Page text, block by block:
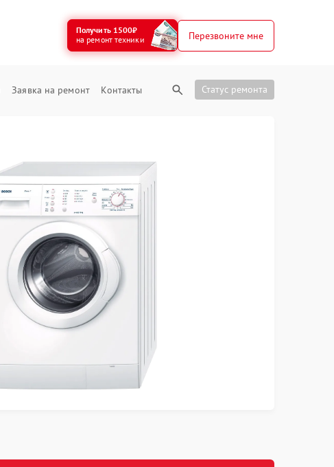
Получить 1500₽
на ремонт техники
Перезвоните мне
Заявка на ремонт Контакты Статус ремонта